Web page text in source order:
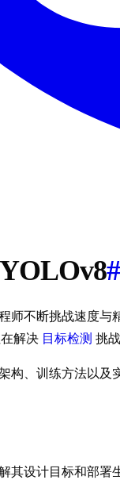
#
师不断挑战速度与
解决 目标检测 挑
构、训练方法以及
其设计目标和部署